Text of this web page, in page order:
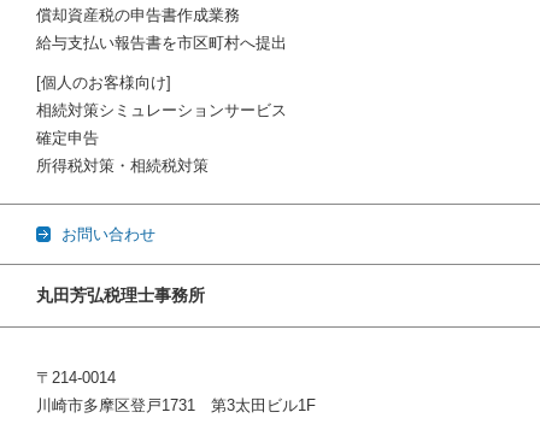
償却資産税の申告書作成業務
給与支払い報告書を市区町村へ提出
[個人のお客様向け]
相続対策シミュレーションサービス
確定申告
所得税対策・相続税対策
お問い合わせ
丸田芳弘税理士事務所
〒214-0014
川崎市多摩区登戸1731 第3太田ビル1F